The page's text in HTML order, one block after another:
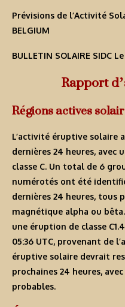
Prévisions de l’Activité
BELGIUM
BULLETIN SOLAIRE SIDC
Rapport
Régions actives
L’activité éruptive solaire
dernières 24 heures, avec
classe C. Un total de 6
numérotés ont été
dernières 24 heures, tous
magnétique alpha ou
une éruption de classe
05:36 UTC, provenant de
éruptive solaire devrait
prochaines 24 heures,
probables.